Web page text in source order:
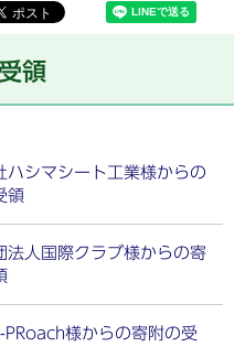
領
ハシマシート工業様からの
領
法人国際クラブ様からの寄
PRoach様からの寄附の受